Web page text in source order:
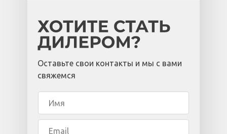
Оставьте свои контакты и мы с вами
свяжемся